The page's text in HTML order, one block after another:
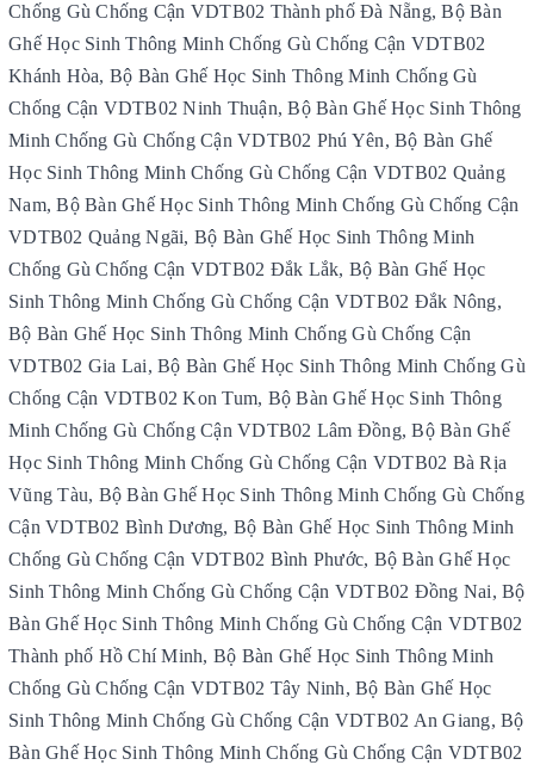
Chống Gù Chống Cận VDTB02 Thành phố Đà Nẵng, Bộ Bàn
Ghế Học Sinh Thông Minh Chống Gù Chống Cận VDTB02
Khánh Hòa, Bộ Bàn Ghế Học Sinh Thông Minh Chống Gù
Chống Cận VDTB02 Ninh Thuận, Bộ Bàn Ghế Học Sinh Thông
Minh Chống Gù Chống Cận VDTB02 Phú Yên, Bộ Bàn Ghế
Học Sinh Thông Minh Chống Gù Chống Cận VDTB02 Quảng
Nam, Bộ Bàn Ghế Học Sinh Thông Minh Chống Gù Chống Cận
VDTB02 Quảng Ngãi, Bộ Bàn Ghế Học Sinh Thông Minh
Chống Gù Chống Cận VDTB02 Đắk Lắk, Bộ Bàn Ghế Học
Sinh Thông Minh Chống Gù Chống Cận VDTB02 Đắk Nông,
Bộ Bàn Ghế Học Sinh Thông Minh Chống Gù Chống Cận
VDTB02 Gia Lai, Bộ Bàn Ghế Học Sinh Thông Minh Chống Gù
Chống Cận VDTB02 Kon Tum, Bộ Bàn Ghế Học Sinh Thông
Minh Chống Gù Chống Cận VDTB02 Lâm Đồng, Bộ Bàn Ghế
Học Sinh Thông Minh Chống Gù Chống Cận VDTB02 Bà Rịa
Vũng Tàu, Bộ Bàn Ghế Học Sinh Thông Minh Chống Gù Chống
Cận VDTB02 Bình Dương, Bộ Bàn Ghế Học Sinh Thông Minh
Chống Gù Chống Cận VDTB02 Bình Phước, Bộ Bàn Ghế Học
Sinh Thông Minh Chống Gù Chống Cận VDTB02 Đồng Nai, Bộ
Bàn Ghế Học Sinh Thông Minh Chống Gù Chống Cận VDTB02
Thành phố Hồ Chí Minh, Bộ Bàn Ghế Học Sinh Thông Minh
Chống Gù Chống Cận VDTB02 Tây Ninh, Bộ Bàn Ghế Học
Sinh Thông Minh Chống Gù Chống Cận VDTB02 An Giang, Bộ
Bàn Ghế Học Sinh Thông Minh Chống Gù Chống Cận VDTB02